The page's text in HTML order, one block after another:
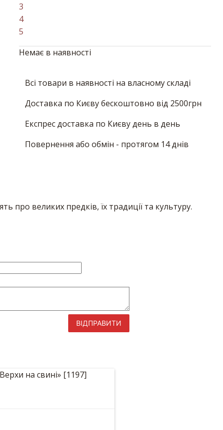
3
4
5
Немає в наявності
Всі товари в наявності на власному складі
Доставка по Києву бескоштовно від 2500грн
Експрес доставка по Києву день в день
Повернення або обмін - протягом 14 днів
про великих предків, їх традиції та культуру.
ВІДПРАВИТИ